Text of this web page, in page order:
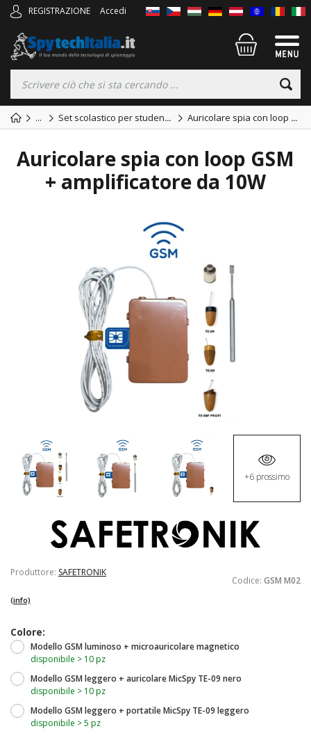
REGISTRAZIONE Accedi
... Set scolastico per studen... Auricolare spia con loop ...
Auricolare spia con loop GSM
+ amplificatore da 10W
+6 prossimo
Produttore: SAFETRONIK
Codice: GSM M02
(info)
Colore:
Modello GSM luminoso + microauricolare magnetico
disponibile > 10 pz
Modello GSM leggero + auricolare MicSpy TE-09 nero
disponibile > 10 pz
Modello GSM leggero + portatile MicSpy TE-09 leggero
disponibile > 5 pz